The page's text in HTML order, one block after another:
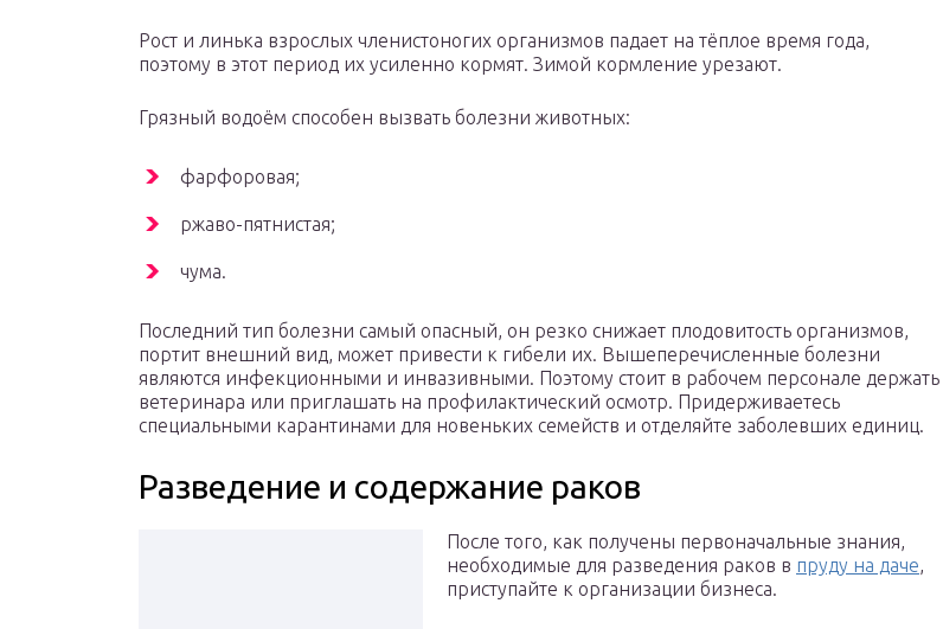
Рост и линька взрослых членистоногих организмов падает на тёплое время года,
поэтому в этот период их усиленно кормят. Зимой кормление урезают.
Грязный водоём способен вызвать болезни животных:
фарфоровая;
ржаво-пятнистая;
чума.
Последний тип болезни самый опасный, он резко снижает плодовитость организмов,
портит внешний вид, может привести к гибели их. Вышеперечисленные болезни
являются инфекционными и инвазивными. Поэтому стоит в рабочем персонале держать
ветеринара или приглашать на профилактический осмотр. Придерживаетесь
специальными карантинами для новеньких семейств и отделяйте заболевших единиц.
Разведение и содержание раков
После того, как получены первоначальные знания,
необходимые для разведения раков в пруду на даче,
приступайте к организации бизнеса.